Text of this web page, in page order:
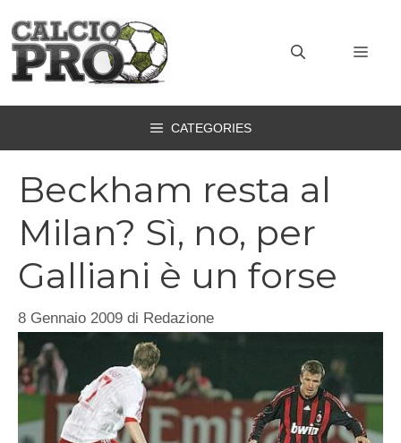
contenuto
CATEGORIES
Beckham resta al
Milan? Sì, no, per
Galliani è un forse
8 Gennaio 2009 di Redazione